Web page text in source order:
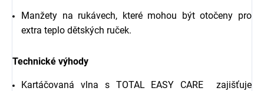
Manžety na rukávech, které mohou být otočeny pro
extra teplo dětských ruček.
Technické výhody
Kartáčovaná vlna s TOTAL EASY CARE zajišťuje